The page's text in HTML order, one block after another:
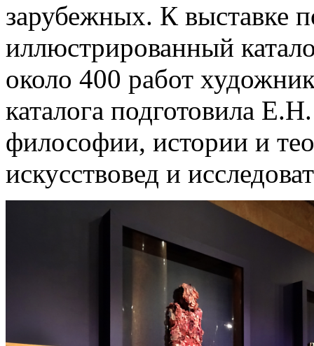
зарубежных. К выставке
иллюстрированный
около 400 работ
каталога подготовила
философии, истории и
искусствовед и